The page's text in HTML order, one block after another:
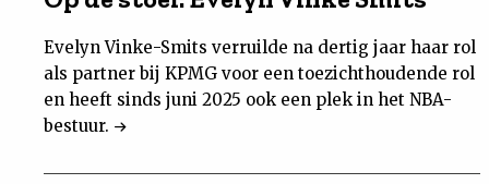
Evelyn Vinke-Smits verruilde na dertig jaar haar rol
als partner bij KPMG voor een toezichthoudende rol
en heeft sinds juni 2025 ook een plek in het NBA-
bestuur.